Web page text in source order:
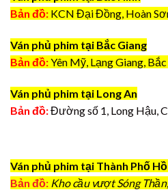
Bản đồ: KCN Đại Đồng, Hoàn
Ván phủ phim tại Bắc Giang
Bản đồ:Yên Mỹ, Lạng Giang,
Ván phủ phim tại Long An
Bản đồ:Đường số 1, Long Hậu,
Ván phủ phim tại Thành Phố
Bản đồ: Kho cầu vượt Sóng